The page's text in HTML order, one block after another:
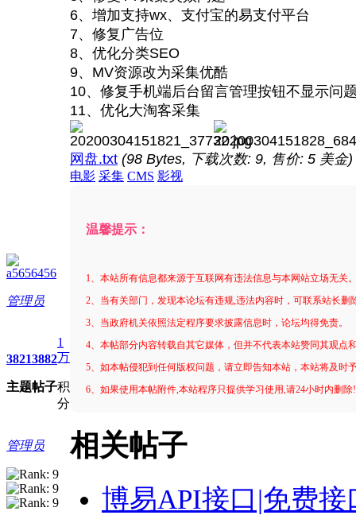
a5656456
管理员
3821
主题
3882
帖子
1
万
积
分
管理员
6、增加支持wx、支付宝的易支付平台
7、修复广告位
8、优化分类SEO
9、MV资源改为采集优酷
10、修复手机端后台留言管理按钮不显示问
11、优化大淘客采集
网盘.txt (98 Bytes, 下载次数: 9, 售价: 5 美金)
电影 采集 CMS 影视
温馨提示：
1、本站所有信息都来源于互联网有违法信息与本网站立场无关
2、当有关部门，发现本论坛有违规,违法内容时，可联系站长删
3、当政府机关依照法定程序要求披露信息时，论坛均得免责。
4、本帖部分内容转载自其它媒体，但并不代表本站赞同其观点
5、如本帖侵犯到任何版权问题，请立即告知本站，本站将及时
6、如果使用本帖附件,本站程序只提供学习使用,请24小时内删
相关帖子
博易API接口|免费